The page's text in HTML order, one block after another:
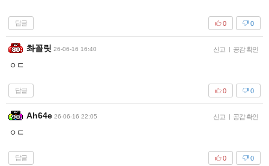
답글 0
0
촤꼴릿 26-06-16 16:40 신고 | 공감 확인
ㅇㄷ
답글 0
0
Ah64e 26-06-16 22:05 신고 | 공감 확인
ㅇㄷ
답글 0
0